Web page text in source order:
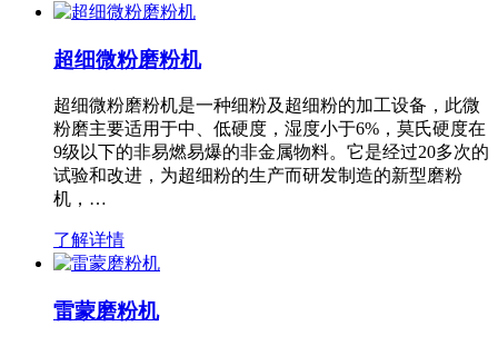
超细微粉磨粉机
超细微粉磨粉机是一种细粉及超细粉的加工设备，此微
粉磨主要适用于中、低硬度，湿度小于6%，莫氏硬度在
9级以下的非易燃易爆的非金属物料。它是经过20多次的
试验和改进，为超细粉的生产而研发制造的新型磨粉
机，…
了解详情
雷蒙磨粉机